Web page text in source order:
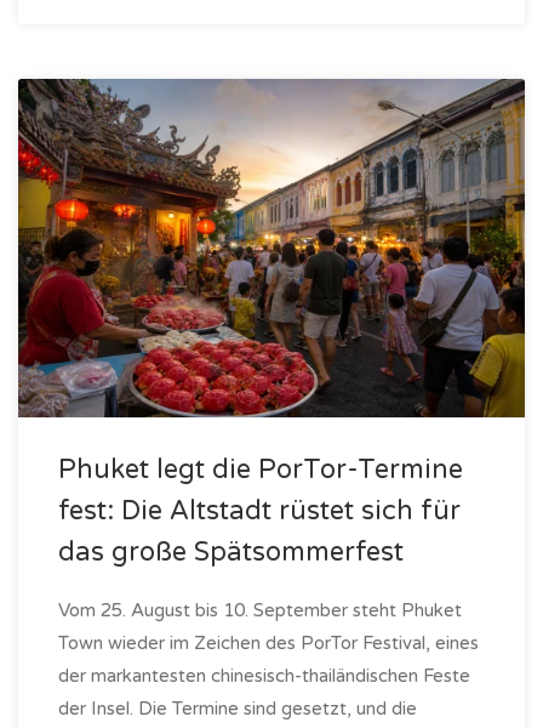
Phuket legt die PorTor-Termine
fest: Die Altstadt rüstet sich für
das große Spätsommerfest
Vom 25. August bis 10. September steht Phuket
Town wieder im Zeichen des PorTor Festival, eines
der markantesten chinesisch-thailändischen Feste
der Insel. Die Termine sind gesetzt, und die